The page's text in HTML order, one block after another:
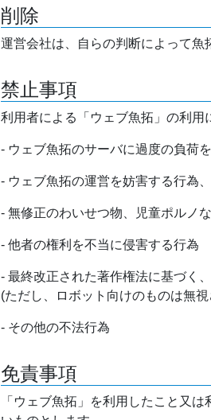
削除
運営会社は、自らの判断によって魚
禁止事項
利用者による「ウェブ魚拓」の利用
- ウェブ魚拓のサーバに過度の負荷
- ウェブ魚拓の運営を妨害する行為
- 無修正のわいせつ物、児童ポルノ
- 他者の権利を不当に侵害する行為
- 最終改正された著作権法に基づく
(ただし、ロボット向けのものは無
- その他の不法行為
免責事項
「ウェブ魚拓」を利用したこと又